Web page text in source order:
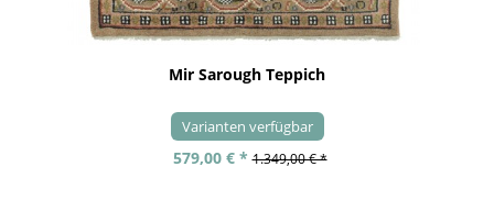
Mir Sarough Teppich
Varianten verfügbar
579,00 € * 1.349,00 € *